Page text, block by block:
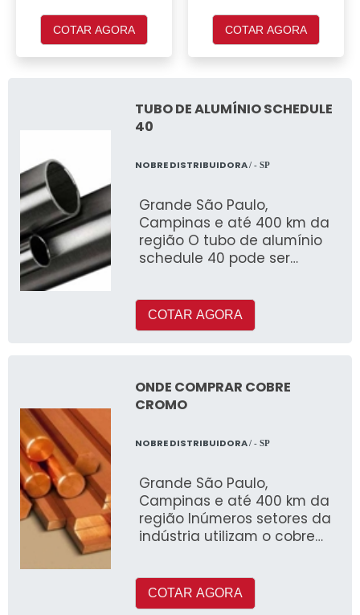
COTAR AGORA COTAR AGORA
TUBO DE ALUMÍNIO SCHEDULE
40
NOBRE DISTRIBUIDORA/ - SP
Grande São Paulo,
Campinas e até 400 km da
região O tubo de alumínio
schedule 40 pode ser
COTAR AGORA
ONDE COMPRAR COBRE
CROMO
NOBRE DISTRIBUIDORA/ - SP
Grande São Paulo,
Campinas e até 400 km da
região Inúmeros setores da
indústria utilizam o cobre
COTAR AGORA